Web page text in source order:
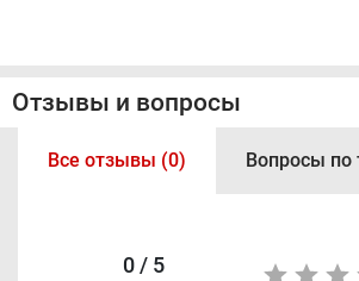
Отзывы и вопросы
Все отзывы (0) Вопросы по
0 / 5